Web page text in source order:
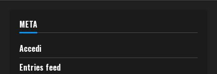
META
Accedi
Entries feed